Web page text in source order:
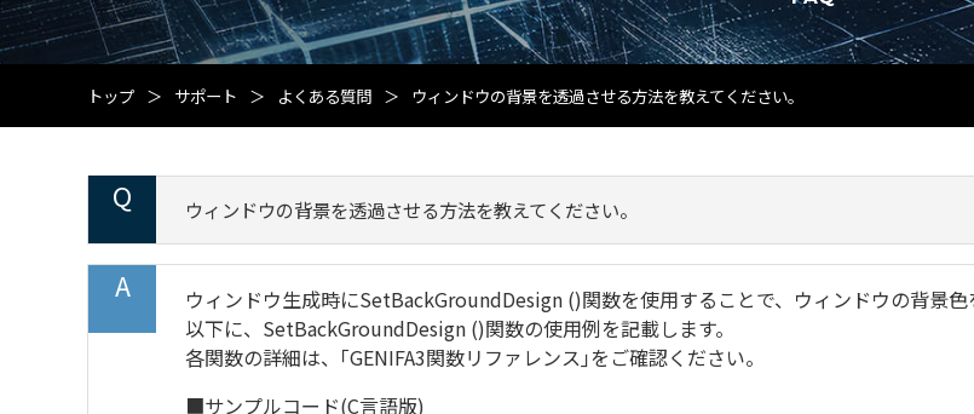
トップ サポート よくある質問 ウィンドウの背景を透過させる方法を教えてください。
ウィンドウの背景を透過させる方法を教えてください。
ウィンドウ生成時にSetBackGroundDesign ()関数を使用することで、ウィンドウの背景色
以下に、SetBackGroundDesign ()関数の使用例を記載します。
各関数の詳細は、｢GENIFA3関数リファレンス｣をご確認ください。
■サンプルコード(C言語版)